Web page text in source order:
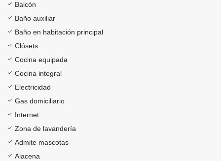
Balcón
Baño auxiliar
Baño en habitación principal
Clósets
Cocina equipada
Cocina integral
Electricidad
Gas domiciliario
Internet
Zona de lavandería
Admite mascotas
Alacena